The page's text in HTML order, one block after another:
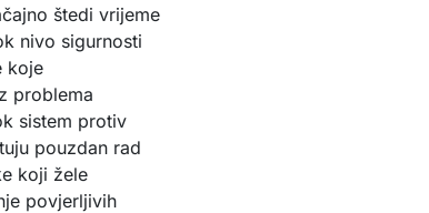
štedi vrijeme
nivo sigurnosti
koje
problema
sistem protiv
pouzdan rad
koji žele
povjerljivih